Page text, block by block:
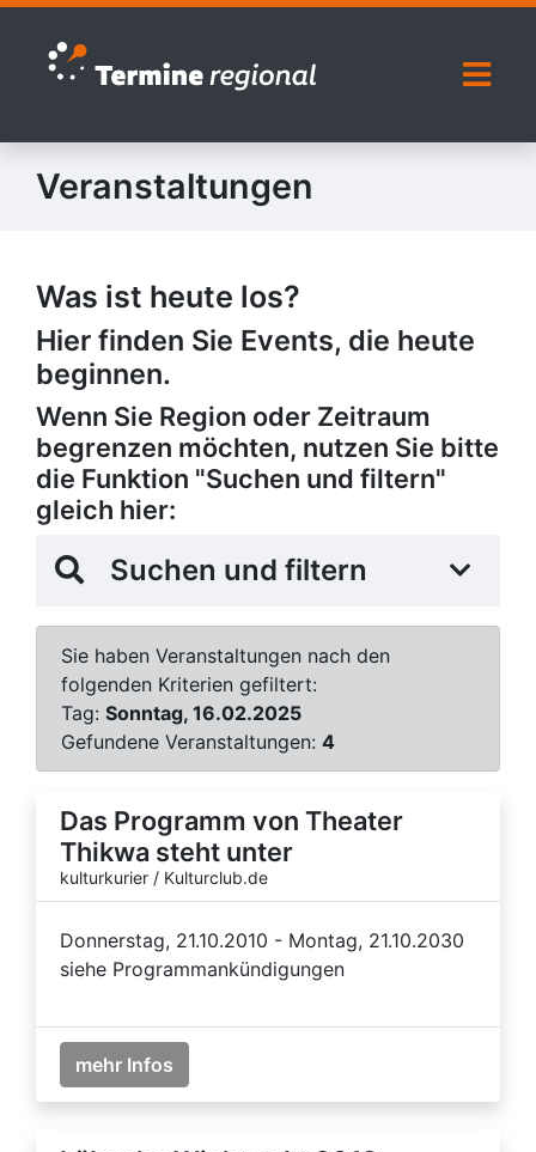
Zur Navigation springen
Zum Inhalt springen
Veranstaltungen
Was ist heute los?
Hier finden Sie Events, die heute
beginnen.
Wenn Sie Region oder Zeitraum
begrenzen möchten, nutzen Sie bitte
die Funktion "Suchen und filtern"
gleich hier:
Suchen und filtern
Sie haben Veranstaltungen nach den
folgenden Kriterien gefiltert:
Tag: Sonntag, 16.02.2025
Gefundene Veranstaltungen: 4
Das Programm von Theater
Thikwa steht unter
kulturkurier / Kulturclub.de
Donnerstag, 21.10.2010 - Montag, 21.10.2030
siehe Programmankündigungen
mehr Infos